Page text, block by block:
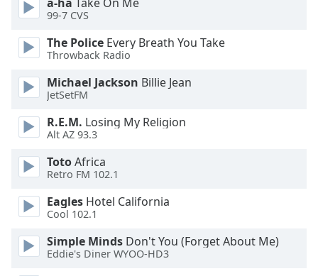
dialog
Escape
close
window.
Color
Opacity
99-7 CVS
The Police Every Breath You Take
Throwback Radio
Michael Jackson Billie Jean
JetSetFM
R.E.M. Losing My Religion
Alt AZ 93.3
TotoAfrica
Retro FM 102.1
Eagles Hotel California
Cool 102.1
Simple Minds Don't You (Forget About Me)
Eddie's Diner WYOO-HD3